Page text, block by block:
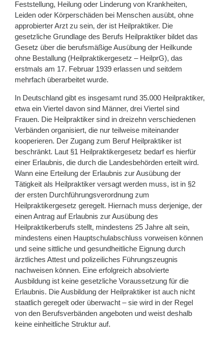
Feststellung, Heilung oder Linderung von Krankheiten,
Leiden oder Körperschäden bei Menschen ausübt, ohne
approbierter Arzt zu sein, der ist Heilpraktiker. Die
gesetzliche Grundlage des Berufs Heilpraktiker bildet das
Gesetz über die berufsmäßige Ausübung der Heilkunde
ohne Bestallung (Heilpraktikergesetz – HeilprG), das
erstmals am 17. Februar 1939 erlassen und seitdem
mehrfach überarbeitet wurde.
In Deutschland gibt es insgesamt rund 35.000 Heilpraktiker,
etwa ein Viertel davon sind Männer, drei Viertel sind
Frauen. Die Heilpraktiker sind in dreizehn verschiedenen
Verbänden organisiert, die nur teilweise miteinander
kooperieren. Der Zugang zum Beruf Heilpraktiker ist
beschränkt. Laut §1 Heilpraktikergesetz bedarf es hierfür
einer Erlaubnis, die durch die Landesbehörden erteilt wird.
Wann eine Erteilung der Erlaubnis zur Ausübung der
Tätigkeit als Heilpraktiker versagt werden muss, ist in §2
der ersten Durchführungsverordnung zum
Heilpraktikergesetz geregelt. Hiernach muss derjenige, der
einen Antrag auf Erlaubnis zur Ausübung des
Heilpraktikerberufs stellt, mindestens 25 Jahre alt sein,
mindestens einen Hauptschulabschluss vorweisen können
und seine sittliche und gesundheitliche Eignung durch
ärztliches Attest und polizeiliches Führungszeugnis
nachweisen können. Eine erfolgreich absolvierte
Ausbildung ist keine gesetzliche Voraussetzung für die
Erlaubnis. Die Ausbildung der Heilpraktiker ist auch nicht
staatlich geregelt oder überwacht – sie wird in der Regel
von den Berufsverbänden angeboten und weist deshalb
keine einheitliche Struktur auf.